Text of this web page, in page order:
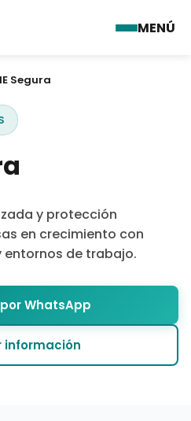
MENÚ
Segura
y protección
en crecimiento con
de trabajo.
WhatsApp
información